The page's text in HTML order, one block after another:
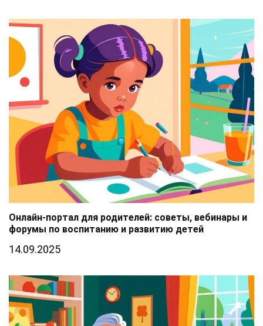
Онлайн-портал для родителей: советы, вебинары и
форумы по воспитанию и развитию детей
14.09.2025